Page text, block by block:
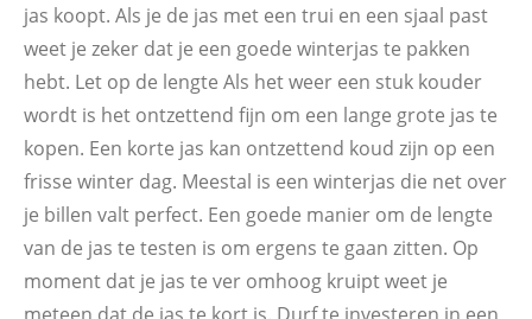
jas koopt. Als je de jas met een trui en een sjaal past
weet je zeker dat je een goede winterjas te pakken
hebt. Let op de lengte Als het weer een stuk kouder
wordt is het ontzettend fijn om een lange grote jas te
kopen. Een korte jas kan ontzettend koud zijn op een
frisse winter dag. Meestal is een winterjas die net over
je billen valt perfect. Een goede manier om de lengte
van de jas te testen is om ergens te gaan zitten. Op
moment dat je jas te ver omhoog kruipt weet je